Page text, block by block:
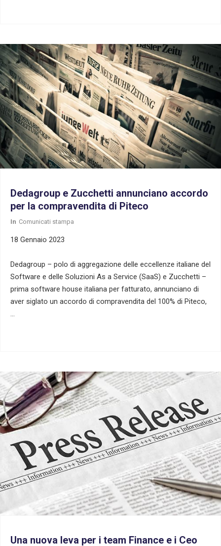
Dedagroup e Zucchetti annunciano accordo
per la compravendita di Piteco
In Comunicati stampa
18 Gennaio 2023
Dedagroup – polo di aggregazione delle eccellenze italiane del
Software e delle Soluzioni As a Service (SaaS) e Zucchetti –
prima software house italiana per fatturato, annunciano di
aver siglato un accordo di compravendita del 100% di Piteco,
…
Una nuova leva per i team Finance e i Ceo